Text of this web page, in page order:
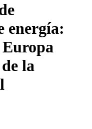
energía:
Europa
la